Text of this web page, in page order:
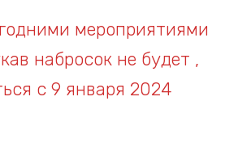
мероприятиями
набросок не будет ,
с 9 января 2024